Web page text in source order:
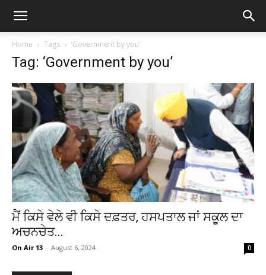
Home Tags ‘Government by you’
Tag: ‘Government by you’
ਮੈਂ ਕਿਸੇ ਵੇਲੇ ਵੀ ਕਿਸੇ ਦਫ਼ਤਰ, ਹਸਪਤਾਲ ਜਾਂ ਸਕੂਲ ਦਾ
ਅਚਨਚੇਤ...
On Air 13 - August 6, 2024 0